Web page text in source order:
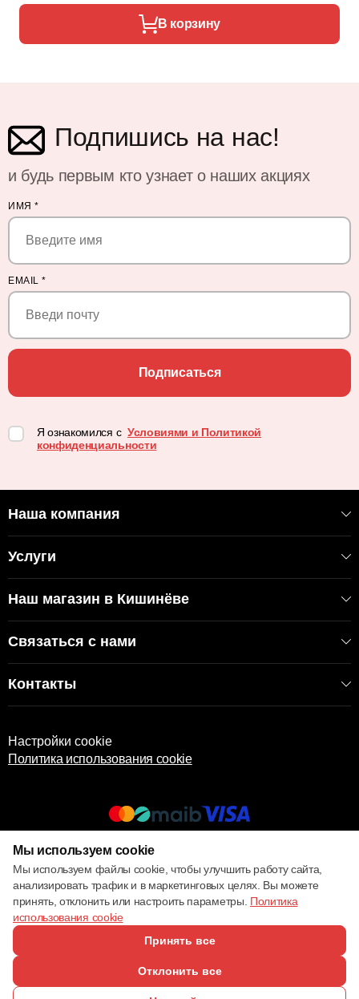
В корзину
Подпишись на нас!
и будь первым кто узнает о наших акциях
ИМЯ *
EMAIL *
Подписаться
Я ознакомился с Условиями и Политикой
конфиденциальности
Наша компания
Услуги
Наш магазин в Кишинёве
Связаться с нами
Контакты
Настройки cookie
Политика использования cookie
© 2013 – 2026 ECOM
Мы используем cookie
Мы используем файлы cookie, чтобы улучшить работу сайта,
анализировать трафик и в маркетинговых целях. Вы можете
принять, отклонить или настроить параметры. Политика
использования cookie
Принять все
Отклонить все